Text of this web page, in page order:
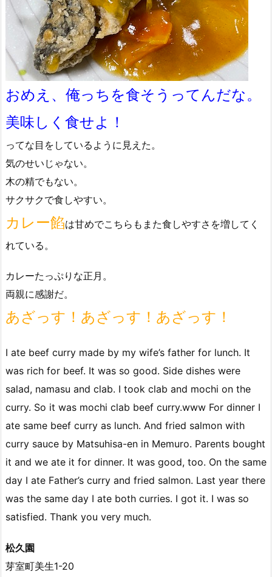
おめえ、俺っちを食そうってんだな。
美味しく食せよ！
ってな目をしているように見えた。
気のせいじゃない。
木の精でもない。
サクサクで食しやすい。
カレー餡は甘めでこちらもまた食しやすさを増してく
れている。
カレーたっぷりな正月。
両親に感謝だ。
あざっす！あざっす！あざっす！
I ate beef curry made by my wife’s father for lunch. It
was rich for beef. It was so good. Side dishes were
salad, namasu and clab. I took clab and mochi on the
curry. So it was mochi clab beef curry.www For dinner I
ate same beef curry as lunch. And fried salmon with
curry sauce by Matsuhisa-en in Memuro. Parents bought
it and we ate it for dinner. It was good, too. On the same
day I ate Father’s curry and fried salmon. Last year there
was the same day I ate both curries. I got it. I was so
satisfied. Thank you very much.
松久園
芽室町美生1-20